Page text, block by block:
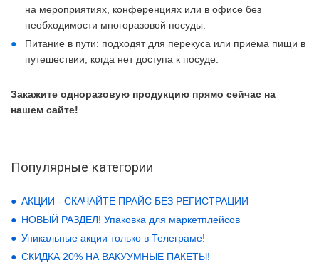
на мероприятиях, конференциях или в офисе без
необходимости многоразовой посуды.
Питание в пути: подходят для перекуса или приема пищи в
путешествии, когда нет доступа к посуде.
Закажите одноразовую продукцию прямо сейчас на
нашем сайте!
Популярные категории
АКЦИИ - СКАЧАЙТЕ ПРАЙС БЕЗ РЕГИСТРАЦИИ
НОВЫЙ РАЗДЕЛ! Упаковка для маркетплейсов
Уникальные акции только в Телеграме!
СКИДКА 20% НА ВАКУУМНЫЕ ПАКЕТЫ!